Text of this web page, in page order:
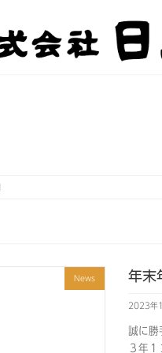
News 年末
2023年
誠に勝
３年